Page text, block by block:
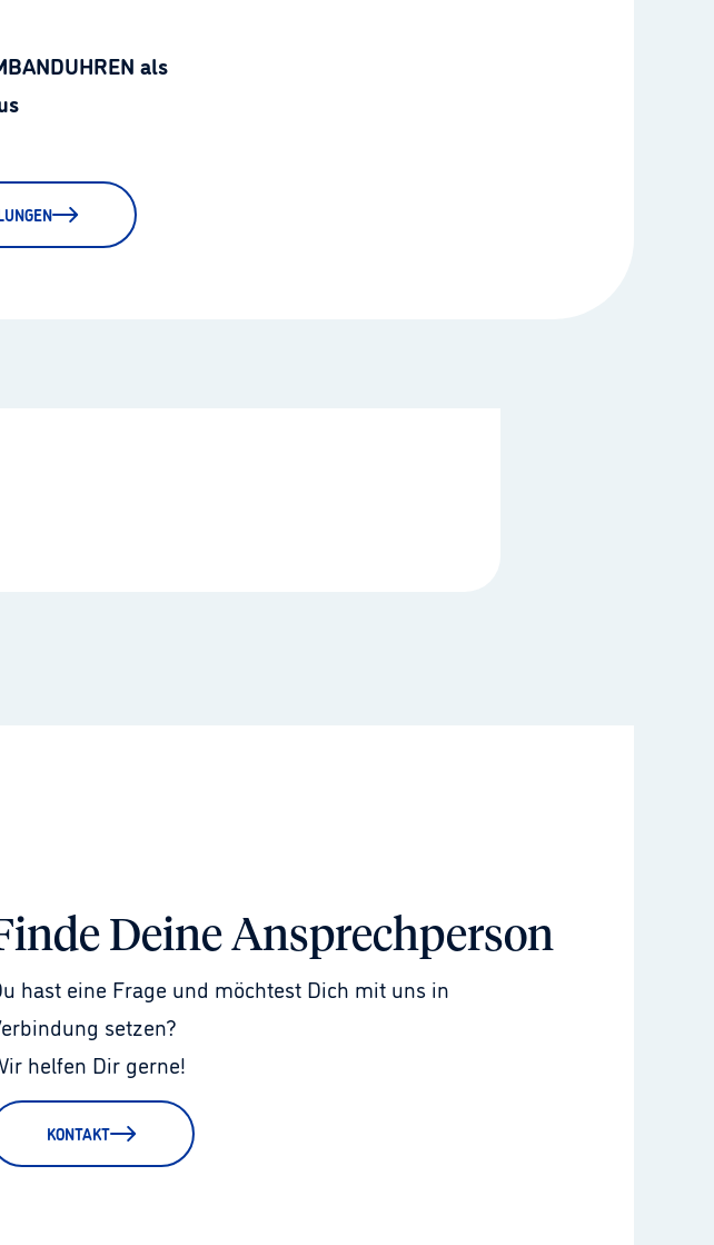
als
Deine Ansprechperson
hast eine Frage und möchtest Dich mit uns in
setzen?
helfen Dir gerne!
KONTAKT